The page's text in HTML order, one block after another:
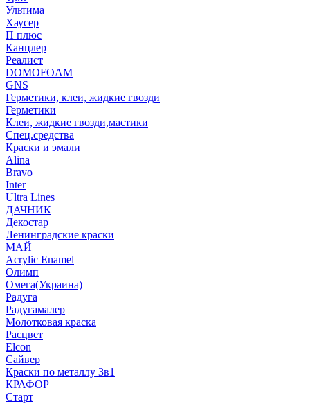
Ультима
Хаусер
П плюс
Канцлер
Реалист
DOMOFOAM
GNS
Герметики, клеи, жидкие гвозди
Герметики
Клеи, жидкие гвозди,мастики
Спец.средства
Краски и эмали
Alina
Bravo
Inter
Ultra Lines
ДАЧНИК
Декостар
Ленинградские краски
МАЙ
Acrylic Enamel
Олимп
Омега(Украина)
Радуга
Радугамалер
Молотковая краска
Расцвет
Elcon
Сайвер
Краски по металлу 3в1
КРАФОР
Старт